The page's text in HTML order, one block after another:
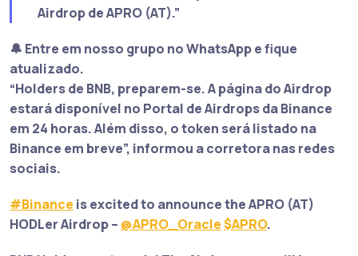
Airdrop de APRO (AT).”
🔔 Entre em nosso grupo no WhatsApp e fique
atualizado.
“Holders de BNB, preparem-se. A página do Airdrop
estará disponível no Portal de Airdrops da Binance
em 24 horas. Além disso, o token será listado na
Binance em breve”, informou a corretora nas redes
sociais.
#Binance is excited to announce the APRO (AT)
HODLer Airdrop – @APRO_Oracle$APRO.